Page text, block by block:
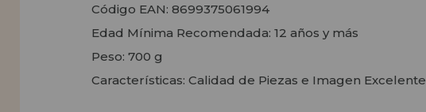
Código EAN: 8699375061994
Edad Mínima Recomendada: 12 años y más
Peso: 700 g
Características: Calidad de Piezas e Imagen Excelente